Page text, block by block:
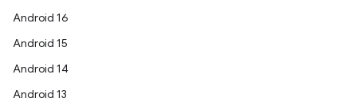
Android 16
Android 15
Android 14
Android 13